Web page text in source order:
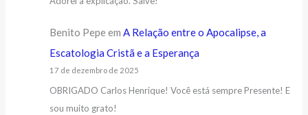
Benito Pepe em A Relação entre o Apocalipse, a
Escatologia Cristã e a Esperança
17 de dezembro de 2025
OBRIGADO Carlos Henrique! Você está sempre Presente! E
sou muito grato!